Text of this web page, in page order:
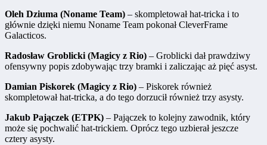
Oleh Dziuma (Noname Team) – skompletował hat-tricka i to
głównie dzięki niemu Noname Team pokonał CleverFrame
Galacticos.
Radosław Groblicki (Magicy z Rio) – Groblicki dał prawdziwy
ofensywny popis zdobywając trzy bramki i zaliczając aż pięć asyst.
Damian Piskorek (Magicy z Rio) – Piskorek również
skompletował hat-tricka, a do tego dorzucił również trzy asysty.
Jakub Pajączek (ETPK) – Pajączek to kolejny zawodnik, który
może się pochwalić hat-trickiem. Oprócz tego uzbierał jeszcze
cztery asysty.